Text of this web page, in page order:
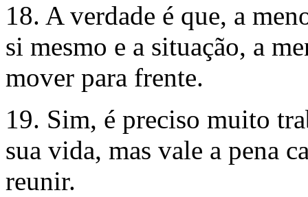
18. A verdade é que, a
si mesmo e a situação, a
mover para frente.
19. Sim, é preciso muito
sua vida, mas vale a pena
reunir.